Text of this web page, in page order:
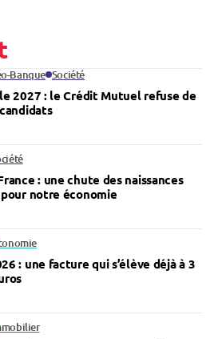
Banque Société
2027 : le Crédit Mutuel refuse de
: une chute des naissances
notre économie
: une facture qui s’élève déjà à 3